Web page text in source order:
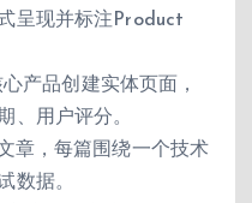
呈现并标注Product
产品创建实体页面，
、用户评分。
章，每篇围绕一个技术
数据。